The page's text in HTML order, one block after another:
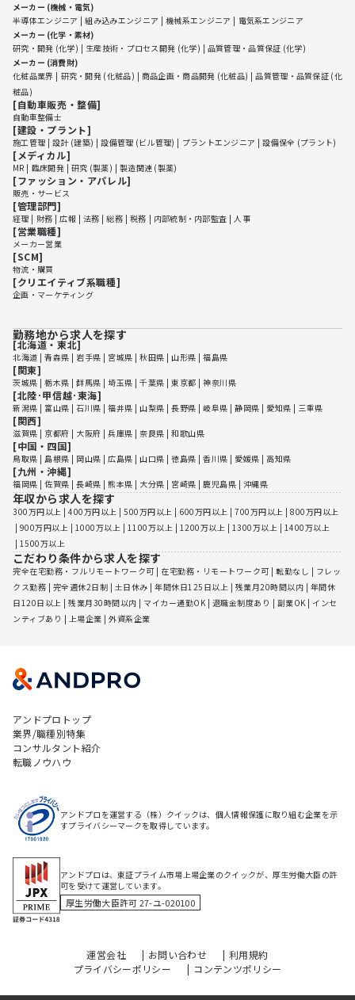
メーカー (機械・電気)
半導体エンジニア
組み込みエンジニア 機械系エンジニア
電気系エンジニア
メーカー (化学・素材)
研究・開発 (化学)
生産技術・プロセス開発 (化学)
品質管理・品質保証 (化学)
メーカー (消費財)
化粧品業界
研究・開発 (化粧品) 商品企画・商品開発 (化粧品)
品質管理・品質保証 (化
粧品)
[自動車販売・整備]
自動車整備士
[建設・プラント]
施工管理 設計 (建築) 設備管理 (ビル管理) プラントエンジニア 設備保全 (プラント)
[メディカル]
MR 臨床開発 研究 (製薬) 製造関連 (製薬)
[ファッション・アパレル]
販売・サービス
[管理部門]
経理 財務 広報 法務 総務 税務 内部統制・内部監査 人事
[営業職種]
メーカー営業
[SCM]
物流・購買
[クリエイティブ系職種]
企画・マーケティング
勤務地から求人を探す
[北海道・東北]
北海道 | 青森県 | 岩手県 | 宮城県 | 秋田県 | 山形県 | 福島県
[関東]
茨城県 | 栃木県 | 群馬県 | 埼玉県 | 千葉県 | 東京都 | 神奈川県
[北陸･甲信越･東海]
新潟県 | 富山県 | 石川県 | 福井県 | 山梨県 | 長野県 | 岐阜県 | 静岡県 | 愛知県 | 三重県
[関西]
滋賀県 | 京都府 | 大阪府 | 兵庫県 | 奈良県 | 和歌山県
[中国・四国]
鳥取県 | 島根県 | 岡山県 | 広島県 | 山口県 | 徳島県 | 香川県 | 愛媛県 | 高知県
[九州・沖縄]
福岡県 | 佐賀県 | 長崎県 | 熊本県 | 大分県 | 宮崎県 | 鹿児島県 | 沖縄県
年収から求人を探す
300万円以上 | 400万円以上 | 500万円以上 | 600万円以上 | 700万円以上 | 800万円以上
| 900万円以上 | 1000万以上 | 1100万以上 | 1200万以上 | 1300万以上 | 1400万以上
| 1500万以上
こだわり条件から求人を探す
完全在宅勤務・フルリモートワーク可 | 在宅勤務・リモートワーク可 | 転勤なし | フレッ
クス勤務 | 完全週休2日制 | 土日休み | 年間休日125日以上 | 残業月20時間以内 | 年間休
日120日以上 | 残業月30時間以内 | マイカー通勤OK | 退職金制度あり | 副業OK | インセ
ンティブあり | 上場企業 | 外資系企業
アンドプロトップ
業界/職種別特集
コンサルタント紹介
転職ノウハウ
アンドプロを運営する（株）クイックは、個人情報保護に取り組む企業を示
すプライバシーマークを取得しています。
アンドプロは、東証プライム市場上場企業のクイックが、厚生労働大臣の許
可を受けて運営しています。
厚生労働大臣許可 27-ユ-020100
運営会社 お問い合わせ
利用規約
プライバシーポリシー
コンテンツポリシー